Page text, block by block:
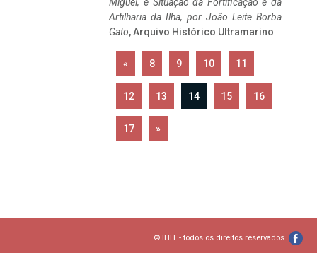
Artilharia da Ilha, por João Leite Borba
Gato, Arquivo Histórico Ultramarino
« 8 9 10 11
12 13 14 15 16
17 »
© IHIT - todos os direitos reservados.